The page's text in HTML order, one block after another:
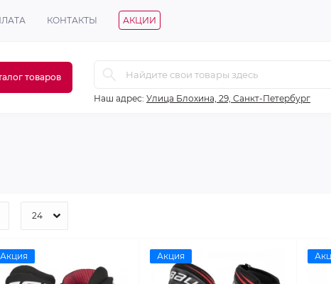
КОНТАКТЫ АКЦИИ
товаров
Наш адрес: Улица Блохина, 29, Санкт-Петербург
Акция Акция